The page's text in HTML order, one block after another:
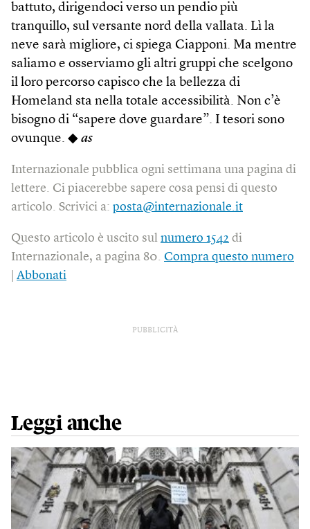
battuto, dirigendoci verso un pendio più
tranquillo, sul versante nord della vallata. Lì la
neve sarà migliore, ci spiega Ciapponi. Ma mentre
saliamo e osserviamo gli altri gruppi che scelgono
il loro percorso capisco che la bellezza di
Homeland sta nella totale accessibilità. Non c’è
bisogno di “sapere dove guardare”. I tesori sono
ovunque. ◆ as
Internazionale pubblica ogni settimana una pagina di
lettere. Ci piacerebbe sapere cosa pensi di questo
articolo. Scrivici a: posta@internazionale.it
Questo articolo è uscito sul numero 1542 di
Internazionale, a pagina 80. Compra questo numero
Abbonati
PUBBLICITÀ
Leggi anche